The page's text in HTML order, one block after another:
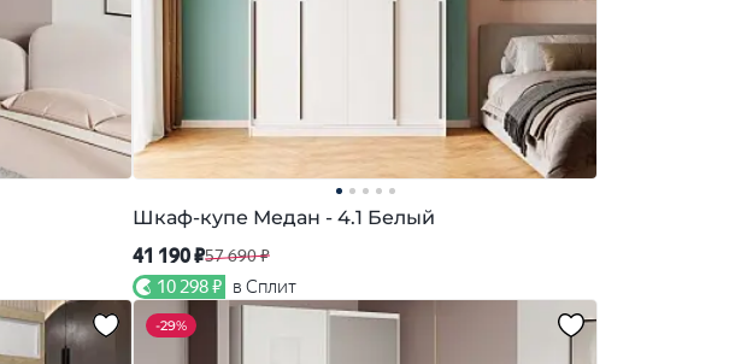
Шкаф-купе Медан - 4.1 Белый
41 190 ₽57 690 ₽
10 298 ₽ в Сплит
-29%